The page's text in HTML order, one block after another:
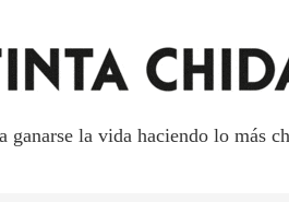
ganarse la vida haciendo lo más